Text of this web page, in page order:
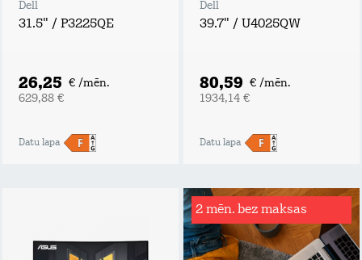
Dell
31.5" / P3225QE
26,25 € /mēn.
629,88 €
Datu lapa
Dell
39.7" / U4025QW
80,59 € /mēn.
1934,14 €
Datu lapa
2 mēn. bez maksas
Rēķinu
apdrošināšana